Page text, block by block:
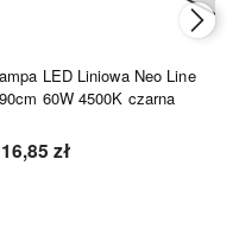
LED Liniowa Neo Line
60W 4500K czarna
zł